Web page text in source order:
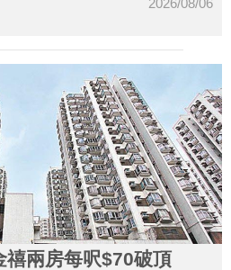
禧兩房每呎$70破頂